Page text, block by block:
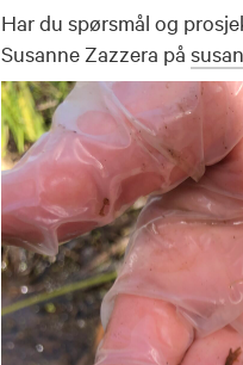
Har du spørsmål og
Susanne Zazzera på